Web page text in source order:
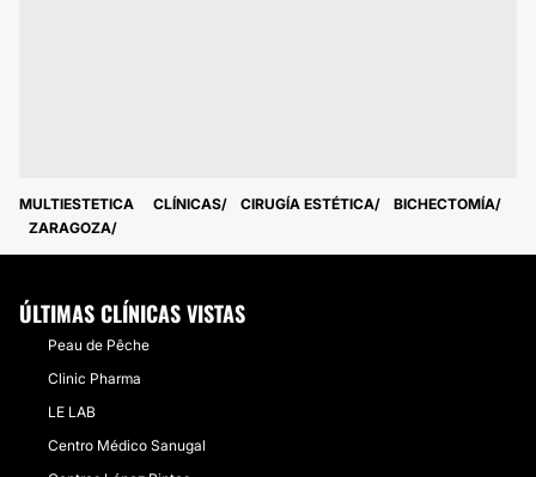
MULTIESTETICA CLÍNICAS CIRUGÍA ESTÉTICA
BICHECTOMÍA
ZARAGOZA
ÚLTIMAS CLÍNICAS VISTAS
Peau de Pêche
Clinic Pharma
LE LAB
Centro Médico Sanugal